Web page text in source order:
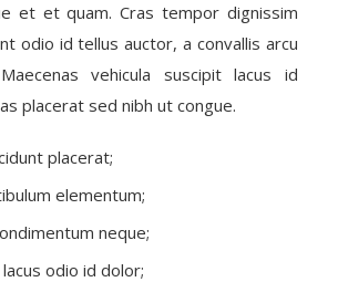
et et quam. Cras tempor dignissim
odio id tellus auctor, a convallis arcu
vehicula suscipit lacus id
placerat sed nibh ut congue.
placerat;
elementum;
neque;
odio id dolor;